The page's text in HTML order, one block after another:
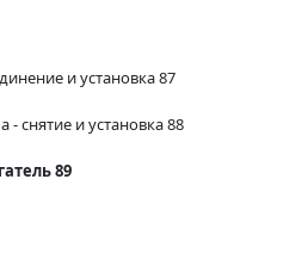
и установка 87
снятие и установка 88
89